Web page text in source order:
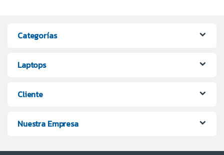
Categorías
Laptops
Cliente
Nuestra Empresa